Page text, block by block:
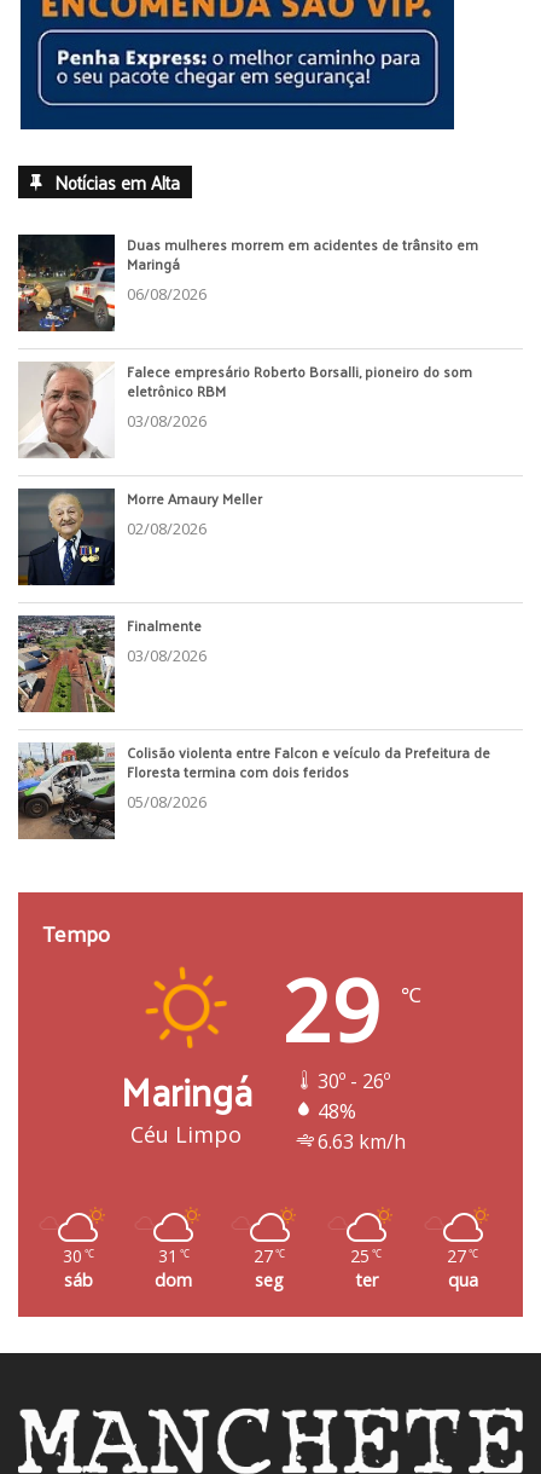
Notícias em Alta
Duas mulheres morrem em acidentes de trânsito em
Maringá
06/08/2026
Falece empresário Roberto Borsalli, pioneiro do som
eletrônico RBM
03/08/2026
Morre Amaury Meller
02/08/2026
Finalmente
03/08/2026
Colisão violenta entre Falcon e veículo da Prefeitura de
Floresta termina com dois feridos
05/08/2026
Tempo
Maringá
Céu Limpo
29 ℃
30º - 26º
48%
6.63 km/h
30 ℃
sáb
31 ℃
dom
27℃
seg
25 ℃
ter
27℃
qua